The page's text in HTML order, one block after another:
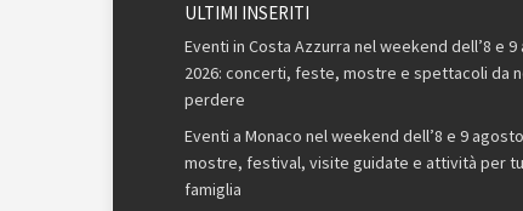
ULTIMI INSERITI
Eventi in Costa Azzurra nel weekend dell’8 e
2026: concerti, feste, mostre e spettacoli da
perdere
Eventi a Monaco nel weekend dell’8 e 9
mostre, festival, visite guidate e attività per
famiglia